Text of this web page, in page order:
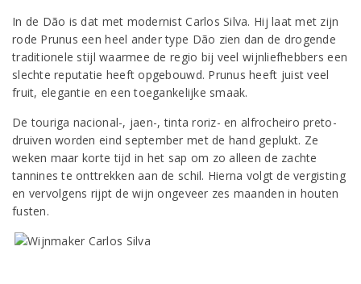
In de Dão is dat met modernist Carlos Silva. Hij laat met zijn
rode Prunus een heel ander type Dão zien dan de drogende
traditionele stijl waarmee de regio bij veel wijnliefhebbers een
slechte reputatie heeft opgebouwd. Prunus heeft juist veel
fruit, elegantie en een toegankelijke smaak.
De touriga nacional-, jaen-, tinta roriz- en alfrocheiro preto-
druiven worden eind september met de hand geplukt. Ze
weken maar korte tijd in het sap om zo alleen de zachte
tannines te onttrekken aan de schil. Hierna volgt de vergisting
en vervolgens rijpt de wijn ongeveer zes maanden in houten
fusten.